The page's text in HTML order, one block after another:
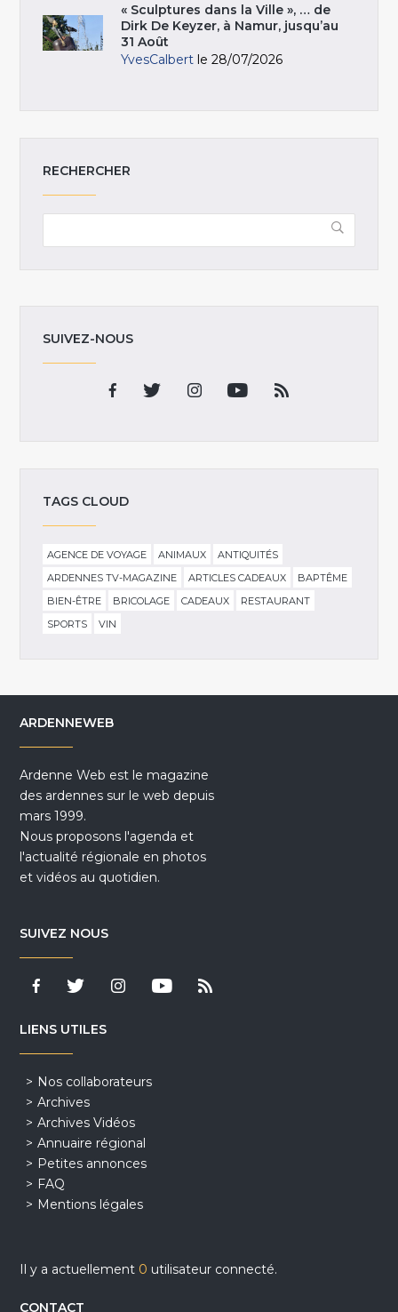
« Sculptures dans la Ville », … de
Dirk De Keyzer, à Namur, jusqu’au
31 Août
YvesCalbert le 28/07/2026
RECHERCHER
SUIVEZ-NOUS
TAGS CLOUD
AGENCE DE VOYAGE ANIMAUX
ANTIQUITÉS
ARDENNES TV-MAGAZINE
ARTICLES CADEAUX
BAPTÊME
BIEN-ÊTRE
BRICOLAGE CADEAUX
RESTAURANT
SPORTS
VIN
ARDENNEWEB
Ardenne Web est le magazine
des ardennes sur le web depuis
mars 1999.
Nous proposons l'agenda et
l'actualité régionale en photos
et vidéos au quotidien.
SUIVEZ NOUS
LIENS UTILES
Nos collaborateurs
Archives
Archives Vidéos
Annuaire régional
Petites annonces
FAQ
Mentions légales
Il y a actuellement 0 utilisateur connecté.
CONTACT